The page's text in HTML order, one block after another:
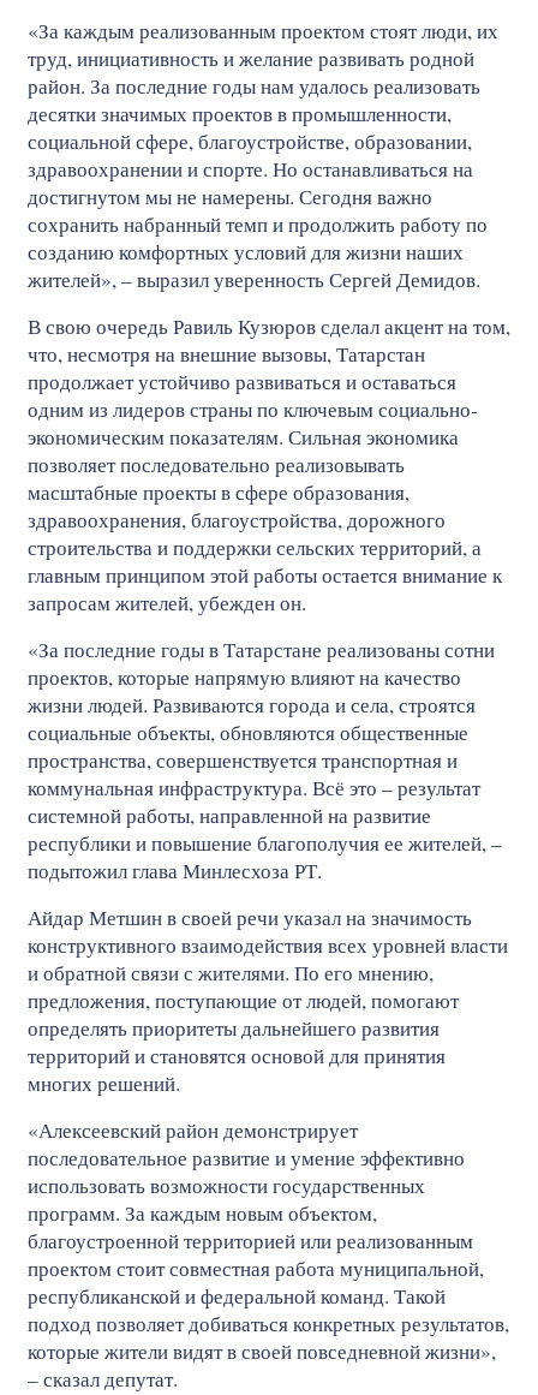
«За каждым реализованным проектом стоят люди, их
труд, инициативность и желание развивать родной
район. За последние годы нам удалось реализовать
десятки значимых проектов в промышленности,
социальной сфере, благоустройстве, образовании,
здравоохранении и спорте. Но останавливаться на
достигнутом мы не намерены. Сегодня важно
сохранить набранный темп и продолжить работу по
созданию комфортных условий для жизни наших
жителей», – выразил уверенность Сергей Демидов.
В свою очередь Равиль Кузюров сделал акцент на том,
что, несмотря на внешние вызовы, Татарстан
продолжает устойчиво развиваться и оставаться
одним из лидеров страны по ключевым социально-
экономическим показателям. Сильная экономика
позволяет последовательно реализовывать
масштабные проекты в сфере образования,
здравоохранения, благоустройства, дорожного
строительства и поддержки сельских территорий, а
главным принципом этой работы остается внимание к
запросам жителей, убежден он.
«За последние годы в Татарстане реализованы сотни
проектов, которые напрямую влияют на качество
жизни людей. Развиваются города и села, строятся
социальные объекты, обновляются общественные
пространства, совершенствуется транспортная и
коммунальная инфраструктура. Всё это – результат
системной работы, направленной на развитие
республики и повышение благополучия ее жителей, –
подытожил глава Минлесхоза РТ.
Айдар Метшин в своей речи указал на значимость
конструктивного взаимодействия всех уровней власти
и обратной связи с жителями. По его мнению,
предложения, поступающие от людей, помогают
определять приоритеты дальнейшего развития
территорий и становятся основой для принятия
многих решений.
«Алексеевский район демонстрирует
последовательное развитие и умение эффективно
использовать возможности государственных
программ. За каждым новым объектом,
благоустроенной территорией или реализованным
проектом стоит совместная работа муниципальной,
республиканской и федеральной команд. Такой
подход позволяет добиваться конкретных результатов,
которые жители видят в своей повседневной жизни»,
– сказал депутат.